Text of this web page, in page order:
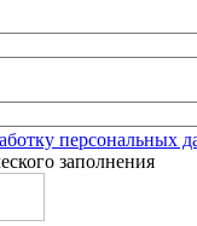
персональных
заполнения